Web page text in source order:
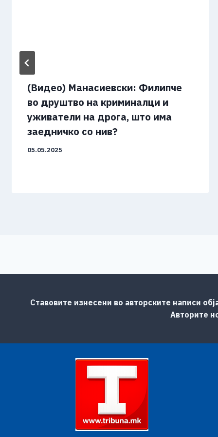
(Видео) Манасиевски: Филипче
во друштво на криминалци и
уживатели на дрога, што има
заедничко со нив?
05.05.2025
Ставовите изнесени во авторските написи
Авторите